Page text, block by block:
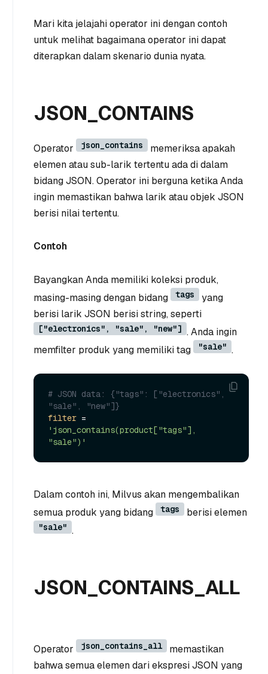
Mari kita jelajahi operator ini dengan contoh
untuk melihat bagaimana operator ini dapat
diterapkan dalam skenario dunia nyata.
JSON_CONTAINS
Operator json_contains
memeriksa apakah
elemen atau sub-larik tertentu ada di dalam
bidang JSON. Operator ini berguna ketika Anda
ingin memastikan bahwa larik atau objek JSON
berisi nilai tertentu.
Contoh
Bayangkan Anda memiliki koleksi produk,
masing-masing dengan bidang
tags
yang
berisi larik JSON berisi string, seperti
["electronics", "sale", "new"] . Anda ingin
memfilter produk yang memiliki tag
"sale" .
# JSON data: {"tags": ["electronics",
"sale", "new"]}
filter
'json_contains(product["tags"],
"sale")'
Dalam contoh ini, Milvus akan mengembalikan
semua produk yang bidang
tags berisi elemen
"sale" .
JSON_CONTAINS_ALL
Operator json_contains_all
memastikan
bahwa semua elemen dari ekspresi JSON yang